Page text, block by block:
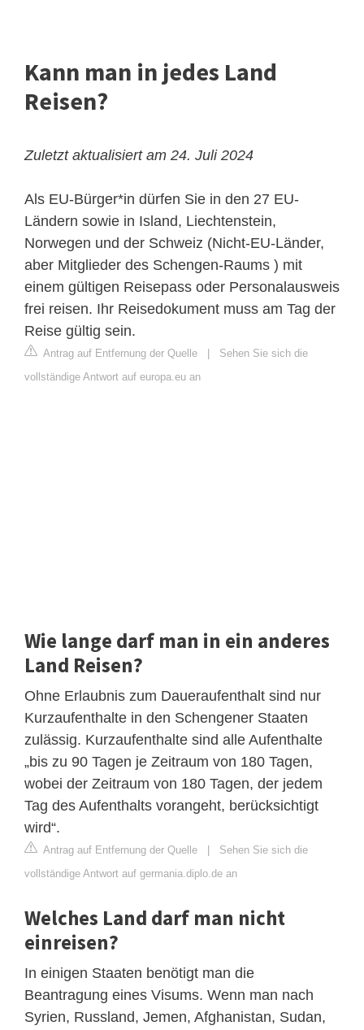
Kann man in jedes Land
Reisen?
Zuletzt aktualisiert am 24. Juli 2024
Als EU-Bürger*in dürfen Sie in den 27 EU-
Ländern sowie in Island, Liechtenstein,
Norwegen und der Schweiz (Nicht-EU-Länder,
aber Mitglieder des Schengen-Raums ) mit
einem gültigen Reisepass oder Personalausweis
frei reisen. Ihr Reisedokument muss am Tag der
Reise gültig sein.
Antrag auf Entfernung der Quelle
Sehen Sie sich die
vollständige Antwort auf europa.eu an
Wie lange darf man in ein anderes
Land Reisen?
Ohne Erlaubnis zum Daueraufenthalt sind nur
Kurzaufenthalte in den Schengener Staaten
zulässig. Kurzaufenthalte sind alle Aufenthalte
„bis zu 90 Tagen je Zeitraum von 180 Tagen,
wobei der Zeitraum von 180 Tagen, der jedem
Tag des Aufenthalts vorangeht, berücksichtigt
wird“.
Antrag auf Entfernung der Quelle
Sehen Sie sich die
vollständige Antwort auf germania.diplo.de an
Welches Land darf man nicht
einreisen?
In einigen Staaten benötigt man die
Beantragung eines Visums. Wenn man nach
Syrien, Russland, Jemen, Afghanistan, Sudan,